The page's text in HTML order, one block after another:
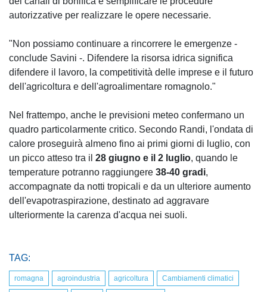
autorizzative per realizzare le opere necessarie.
"Non possiamo continuare a rincorrere le emergenze -
conclude Savini -. Difendere la risorsa idrica significa
difendere il lavoro, la competitività delle imprese e il futuro
dell'agricoltura e dell'agroalimentare romagnolo."
Nel frattempo, anche le previsioni meteo confermano un
quadro particolarmente critico. Secondo Randi, l'ondata di
calore proseguirà almeno fino ai primi giorni di luglio, con
un picco atteso tra il 28 giugno e il 2 luglio, quando le
temperature potranno raggiungere 38-40 gradi,
accompagnate da notti tropicali e da un ulteriore aumento
dell'evapotraspirazione, destinato ad aggravare
ulteriormente la carenza d'acqua nei suoli.
TAG:
romagna agroindustria agricoltura Cambiamenti climatici